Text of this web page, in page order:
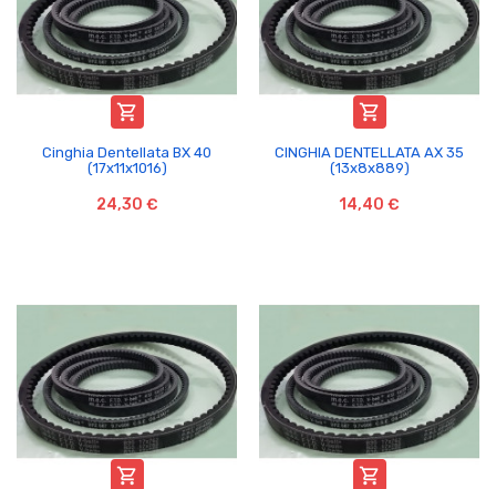

Cinghia Dentellata BX 40
(17x11x1016)
24,30 €

CINGHIA DENTELLATA AX 35
(13x8x889)
14,40 €
 